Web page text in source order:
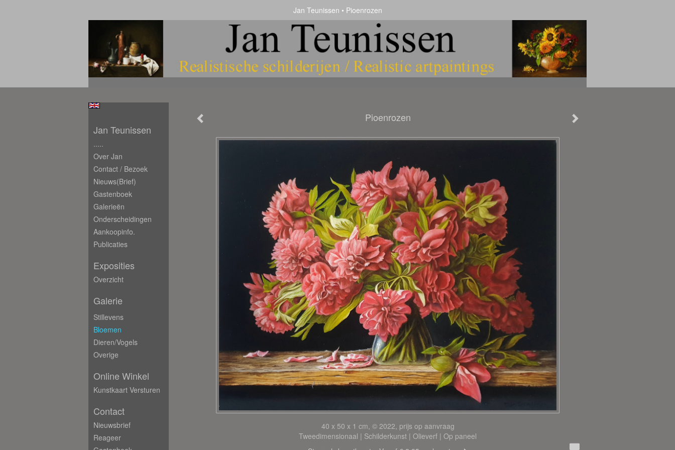
Jan Teunissen Pioenrozen
Pioenrozen
40 x 50 x 1 cm, © 2022, prijs op aanvraag
Tweedimensionaal | Schilderkunst | Olieverf | Op paneel
Jan Teunissen
.....
Over Jan
Contact / Bezoek
Nieuws(brief)
Gastenboek
Galerieën
Onderscheidingen
Aankoopinfo.
Publicaties
Exposities
Overzicht
Galerie
Stillevens
Bloemen
Dieren/Vogels
Overige
Online Winkel
Kunstkaart Versturen
Contact
Nieuwsbrief
Reageer